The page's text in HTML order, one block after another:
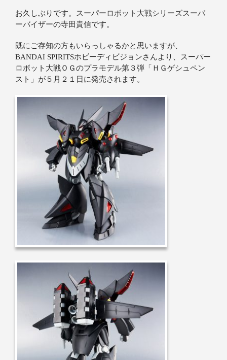
お久しぶりです。スーパーロボット大戦シリーズスーパ
ーバイザーの寺田貴信です。
既にご存知の方もいらっしゃるかと思いますが、
BANDAI SPIRITSホビーディビジョンさんより、スーパー
ロボット大戦ＯＧのプラモデル第３弾「ＨＧゲシュペン
スト」が５月２１日に発売されます。